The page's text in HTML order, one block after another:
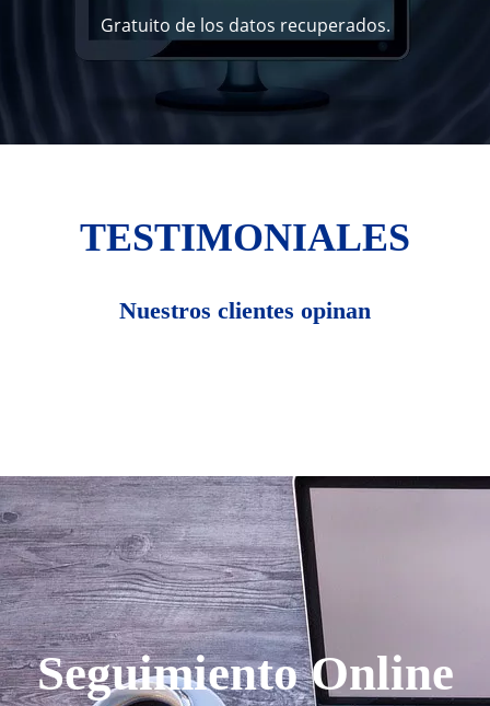
Gratuito de los datos recuperados.
TESTIMONIALES
Nuestros clientes opinan
Seguimiento Online